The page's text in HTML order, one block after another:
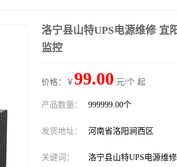
洛宁县山特UPS电源维修 宜
监控
价格：￥ 99.00 元/个 起
产品数量： 999999.00个
发货地址： 河南省洛阳涧西区
关键词： 洛宁县山特UPS电源维修